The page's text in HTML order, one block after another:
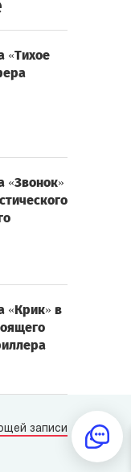
«Тихое
«Звонок»
«Крик» в
записи